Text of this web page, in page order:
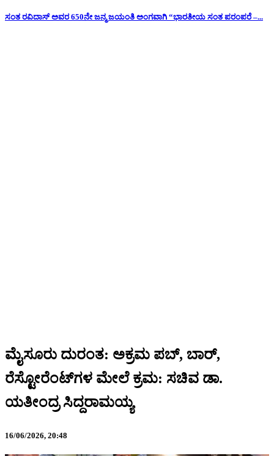
ಸಂತ ರವಿದಾಸ್ ಅವರ 650ನೇ ಜನ್ಮ ಜಯಂತಿ ಅಂಗವಾಗಿ “ಭಾರತೀಯ ಸಂತ ಪರಂಪರೆ –...
ಮೈಸೂರು ದುರಂತ: ಅಕ್ರಮ ಪಬ್, ಬಾರ್,
ರೆಸ್ಟೋರೆಂಟ್‌ಗಳ ಮೇಲೆ ಕ್ರಮ: ಸಚಿವ ಡಾ.
ಯತೀಂದ್ರ ಸಿದ್ದರಾಮಯ್ಯ
16/06/2026, 20:48